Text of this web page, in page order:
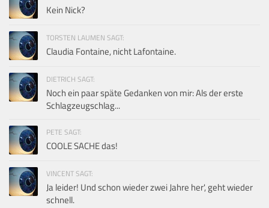
Kein Nick?
TORSTEN LAUMEN SAGT:
Claudia Fontaine, nicht Lafontaine.
DIETRICH SAGT:
Noch ein paar späte Gedanken von mir: Als der erste
Schlagzeugschlag...
PETE SAGT:
COOLE SACHE das!
VINCENT SAGT:
Ja leider! Und schon wieder zwei Jahre her', geht wieder
schnell.